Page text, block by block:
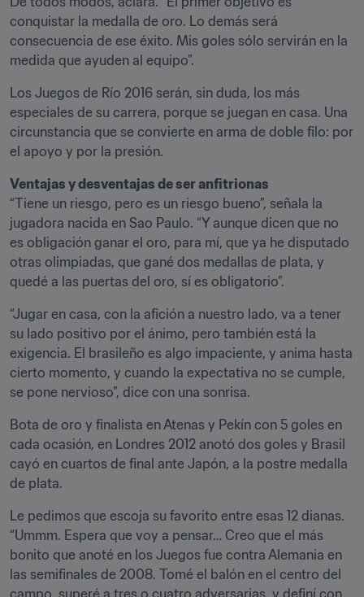
conquistar la medalla de oro. Lo demás será
consecuencia de ese éxito. Mis goles sólo servirán en la
medida que ayuden al equipo”.
Los Juegos de Río 2016 serán, sin duda, los más
especiales de su carrera, porque se juegan en casa. Una
circunstancia que se convierte en arma de doble filo: por
el apoyo y por la presión.
Ventajas y desventajas de ser anfitrionas
“Tiene un riesgo, pero es un riesgo bueno”, señala la
jugadora nacida en Sao Paulo. “Y aunque dicen que no
es obligación ganar el oro, para mí, que ya he disputado
otras olimpiadas, que gané dos medallas de plata, y
quedé a las puertas del oro, sí es obligatorio”.
“Jugar en casa, con la afición a nuestro lado, va a tener
su lado positivo por el ánimo, pero también está la
exigencia. El brasileño es algo impaciente, y anima hasta
cierto momento, y cuando la expectativa no se cumple,
se pone nervioso”, dice con una sonrisa.
Bota de oro y finalista en Atenas y Pekín con 5 goles en
cada ocasión, en Londres 2012 anotó dos goles y Brasil
cayó en cuartos de final ante Japón, a la postre medalla
de plata.
Le pedimos que escoja su favorito entre esas 12 dianas.
“Ummm. Espera que voy a pensar… Creo que el más
bonito que anoté en los Juegos fue contra Alemania en
las semifinales de 2008. Tomé el balón en el centro del
campo, superé a tres o cuatro adversarias, y definí con